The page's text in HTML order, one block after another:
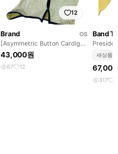
12
Brand
OS
[Asymmetric Button Cardigan
: 언발란스 가디건
43,000원
67 12
Band
프레지
새상품
317